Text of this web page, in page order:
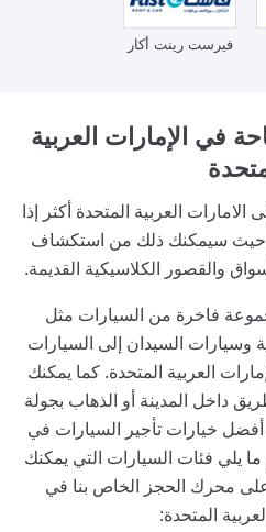
فيرست رينت أكار
في الإمارات العربية
العربية المتحدة أكثر إذا
حيث سيمكنك ذلك من استكشاف
والقصور الكلاسيكية القديمة.
فاخرة من السيارات مثل
وسيارات السيدان إلى السيارات
العربية المتحدة. كما يمكنك
داخل المدينة أو الذهاب بجولة
أفضل خيارات تأجير السيارات في
ما يلي فئات السيارات التي يمكنك
على محرك الحجز الخاص بنا في
المتحدة: